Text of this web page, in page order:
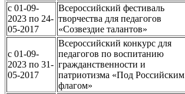
c 01-09-
2023 по 24-
05-2017
Всероссийский фестиваль
творчества для педагогов
«Созвездие талантов»
c 01-09-
2023 по 31-
05-2017
Всероссийский конкурс для
педагогов по воспитанию
гражданственности и
патриотизма «Под Российским
флагом»